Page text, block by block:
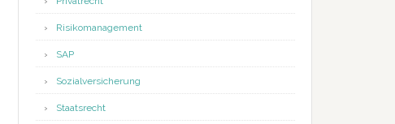
Risikomanagement
SAP
Sozialversicherung
Staatsrecht